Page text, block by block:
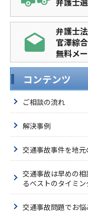
弁護士
官澤綜
無料メ
コンテンツ
ご相談の流れ
解決事例
交通事故事件を地
交通事故は早めの
るベストのタイミ
交通事故問題でお悩